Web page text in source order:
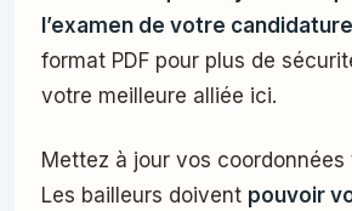
l’examen de votre candidature
format PDF pour plus de
votre meilleure alliée ici.
Mettez à jour vos coordonnées
Les bailleurs doivent pouvoir